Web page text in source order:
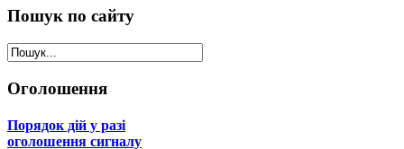
Пошук по сайту
Оголошення
Порядок дій у разі
оголошення сигналу